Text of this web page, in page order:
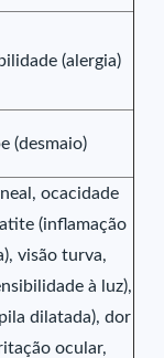
(alergia)
(desmaio)
ocacidade
(inflamação
visão turva,
à luz),
dilatada), dor
ocular,